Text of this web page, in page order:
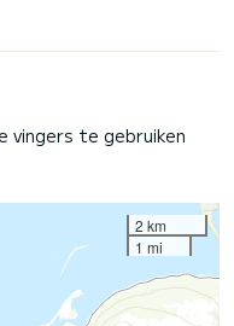
vingers te gebruiken
2 km
1 mi